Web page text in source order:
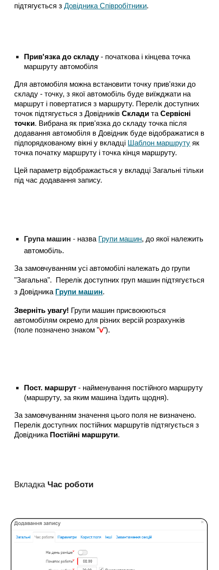
підтягується з Довідника Співробітники.
Прив'язка до складу- початкова і кінцева точка
маршруту автомобіля
Для автомобіля можна встановити точку прив'язки до
складу - точку, з якої автомобіль буде виїжджати на
маршрут і повертатися з маршруту. Перелік доступних
точок підтягується з ДовідниківСкладита Сервісні
точки. Вибрана як прив'язка до складу точка після
додавання автомобіля в Довідник буде відображатися в
підпорядкованому вікні у вкладці Шаблон маршруту як
точка початку маршруту і точка кінця маршруту.
Цей параметр відображається у вкладці Загальні тільки
під час додавання запису.
Група машин- назва Групи машин, до якої належить
автомобіль.
За замовчуванням усі автомобілі належать до групи
"Загальна". Перелік доступних груп машин підтягується
з Довідника Групи машин.
Зверніть увагу! Групи машин присвоюються
автомобілям окремо для різних версій розрахунків
(поле позначено знаком "v").
Пост. маршрут- найменування постійного маршруту
(маршруту, за яким машина їздить щодня).
За замовчуванням значення цього поля не визначено.
Перелік доступних постійних маршрутів підтягується з
Довідника Постійні маршрути.
Вкладка Час роботи